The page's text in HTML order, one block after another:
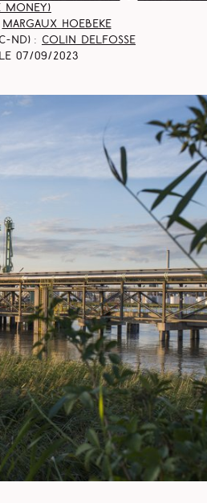
Money)
Margaux Hoebeke
ND) : Colin Delfosse
07/09/2023